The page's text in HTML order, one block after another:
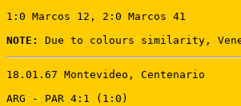
1:0 Marcos 12, 2:0 Marcos 41
NOTE:
Due to colours similarity,
18.01.67 Montevideo, Centenario
ARG - PAR 4:1 (1:0)